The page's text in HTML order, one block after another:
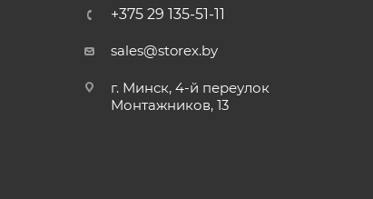
+375 29 135-51-11
sales@storex.by
г. Минск, 4-й переулок
Монтажников, 13